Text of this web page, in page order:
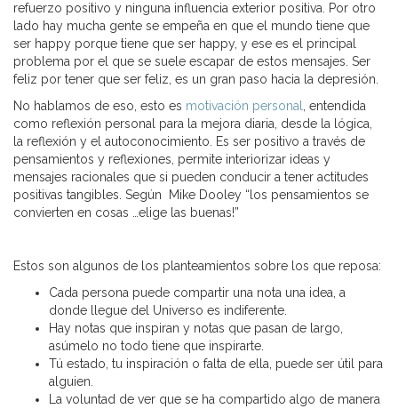
refuerzo positivo y ninguna influencia exterior positiva. Por otro
lado hay mucha gente se empeña en que el mundo tiene que
ser happy porque tiene que ser happy, y ese es el principal
problema por el que se suele escapar de estos mensajes. Ser
feliz por tener que ser feliz, es un gran paso hacia la depresión.
No hablamos de eso, esto es motivación personal
, entendida
como reflexión personal para la mejora diaria, desde la lógica,
la reflexión y el autoconocimiento. Es ser positivo a través de
pensamientos y reflexiones, permite interiorizar ideas y
mensajes racionales que si pueden conducir a tener actitudes
positivas tangibles. Según Mike Dooley “los pensamientos se
convierten en cosas …elige las buenas!”
Estos son algunos de los planteamientos sobre los que reposa:
Cada persona puede compartir una nota una idea, a
donde llegue del Universo es indiferente.
Hay notas que inspiran y notas que pasan de largo,
asúmelo no todo tiene que inspirarte.
Tú estado, tu inspiración o falta de ella, puede ser útil para
alguien.
La voluntad de ver que se ha compartido algo de manera